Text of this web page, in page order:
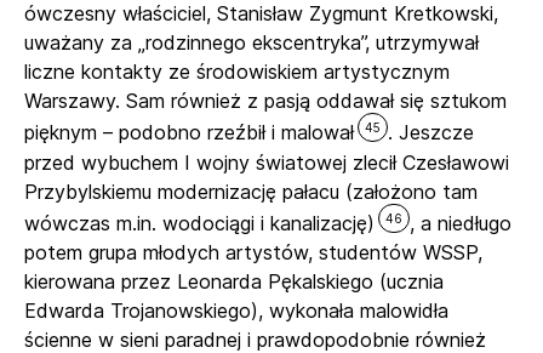
ówczesny właściciel, Stanisław Zygmunt Kretkowski,
uważany za „rodzinnego ekscentryka”, utrzymywał
liczne kontakty ze środowiskiem artystycznym
Warszawy. Sam również z pasją oddawał się sztukom
pięknym – podobno rzeźbił i malował
45
. Jeszcze
przed wybuchem I wojny światowej zlecił Czesławowi
Przybylskiemu modernizację pałacu (założono tam
wówczas m.in. wodociągi i kanalizację)
46
, a niedługo
potem grupa młodych artystów, studentów WSSP,
kierowana przez Leonarda Pękalskiego (ucznia
Edwarda Trojanowskiego), wykonała malowidła
ścienne w sieni paradnej i prawdopodobnie również